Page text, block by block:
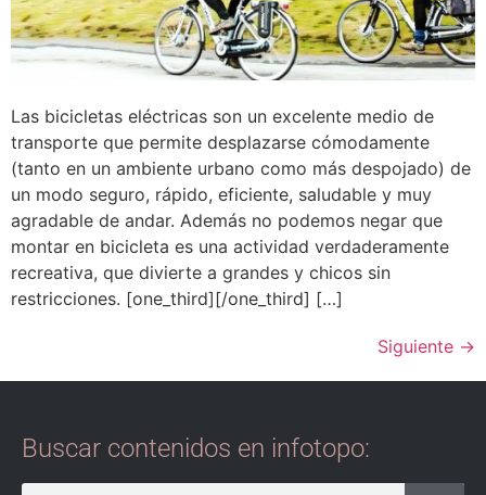
Las bicicletas eléctricas son un excelente medio de
transporte que permite desplazarse cómodamente
(tanto en un ambiente urbano como más despojado) de
un modo seguro, rápido, eficiente, saludable y muy
agradable de andar. Además no podemos negar que
montar en bicicleta es una actividad verdaderamente
recreativa, que divierte a grandes y chicos sin
restricciones. [one_third][/one_third] […]
Siguiente →
Buscar contenidos en infotopo: